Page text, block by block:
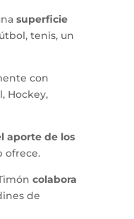
superficie
tenis, un
con
Hockey,
aporte de los
ofrece.
colabora
de